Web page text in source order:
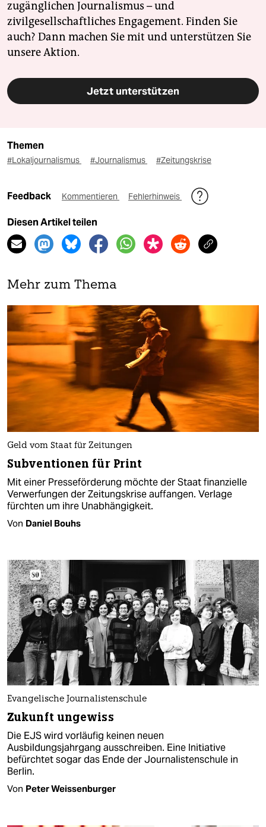
zugänglichen Journalismus – und
zivilgesellschaftliches Engagement. Finden Sie
auch? Dann machen Sie mit und unterstützen Sie
unsere Aktion.
Jetzt unterstützen
Themen
#Lokaljournalismus #Journalismus #Zeitungskrise
Feedback Kommentieren Fehlerhinweis
Diesen Artikel teilen
Mehr zum Thema
Geld vom Staat für Zeitungen
Subventionen für Print
Mit einer Presseförderung möchte der Staat finanzielle
Verwerfungen der Zeitungskrise auffangen. Verlage
fürchten um ihre Unabhängigkeit.
Von Daniel Bouhs
Evangelische Journalistenschule
Zukunft ungewiss
Die EJS wird vorläufig keinen neuen
Ausbildungsjahrgang ausschreiben. Eine Initiative
befürchtet sogar das Ende der Journalistenschule in
Berlin.
Von Peter Weissenburger